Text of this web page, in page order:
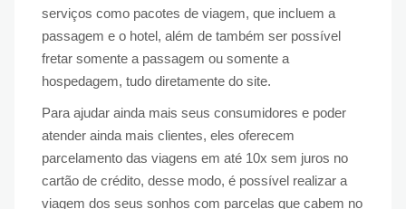
serviços como pacotes de viagem, que incluem a
passagem e o hotel, além de também ser possível
fretar somente a passagem ou somente a
hospedagem, tudo diretamente do site.
Para ajudar ainda mais seus consumidores e poder
atender ainda mais clientes, eles oferecem
parcelamento das viagens em até 10x sem juros no
cartão de crédito, desse modo, é possível realizar a
viagem dos seus sonhos com parcelas que cabem no